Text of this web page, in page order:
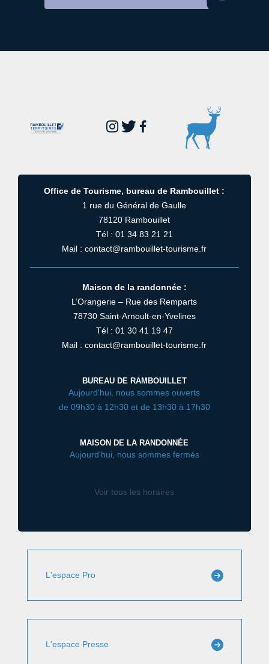
Office de Tourisme, bureau de Rambouillet :
1 rue du Général de Gaulle
78120 Rambouillet
Tél : 01 34 83 21 21
Mail : contact@rambouillet-tourisme.fr
Maison de la randonnée :
L’Orangerie – Rue des Remparts
78730 Saint-Arnoult-en-Yvelines
Tél : 01 30 41 19 47
Mail : contact@rambouillet-tourisme.fr
BUREAU DE RAMBOUILLET
Aujourd'hui, nous sommes ouverts
de 09h30 à 12h30 et de 13h30 à 17h30
MAISON DE LA RANDONNÉE
Aujourd'hui, nous sommes fermés
Voir tous les horaires
L'espace Pro
L'espace Presse